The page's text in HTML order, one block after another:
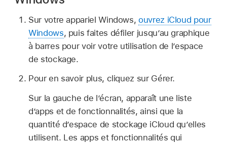
Sur votre appariel Windows,ouvrez iCloud pour
Windows, puis faites défiler jusqu’au graphique
à barres pour voir votre utilisation de l’espace
de stockage.
Pour en savoir plus, cliquez sur Gérer.
Sur la gauche de l’écran, apparaît une liste
d’apps et de fonctionnalités, ainsi que la
quantité d’espace de stockage iCloud qu’elles
utilisent. Les apps et fonctionnalités qui